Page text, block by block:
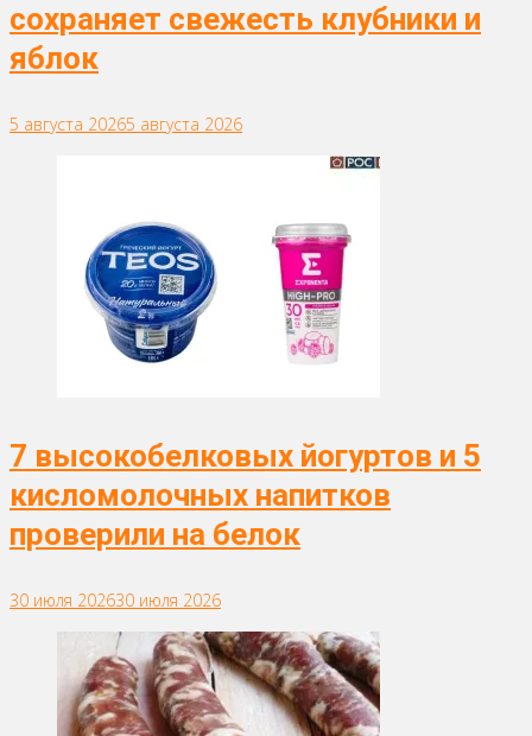
сохраняет свежесть клубники и
яблок
5 августа 20265 августа 2026
7 высокобелковых йогуртов и 5
кисломолочных напитков
проверили на белок
30 июля 202630 июля 2026